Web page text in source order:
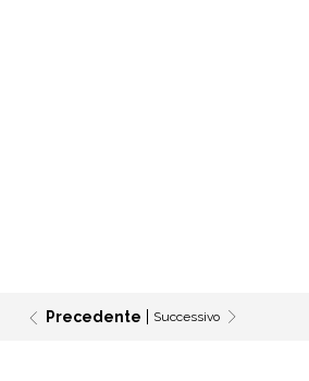
Precedente Successivo